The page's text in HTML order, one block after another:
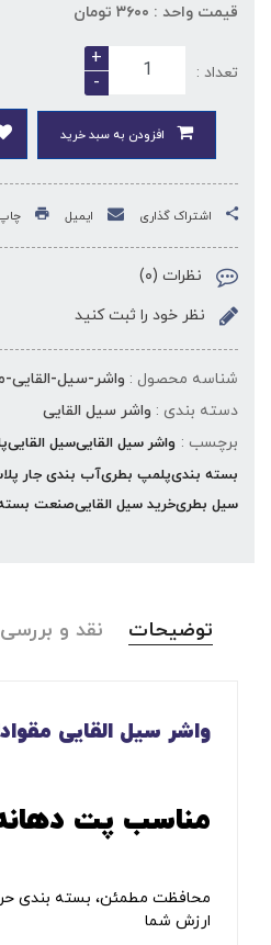
قیمت واحد : ۳۶۰۰ تومان
تعداد :
+
-
افزودن به سبد خرید
اشتراک گذاری ایمیل
نظرات (۰)
نظر خود را ثبت کنید
شناسه محصول : واشر-سیل-القایی-مقوادار-۵۰-
دسته بندی : واشر سیل القایی
برچسب : واشر سیل القاییسیل القایی
بسته بندیپلمپ بطریآب بندی جار
سیل بطریخرید سیل القاییصنعت
توضیحات نقد و بررسی
واشر سیل‌ القایی
مناسب پت دهانه
محافظت مطمئن، بسته‌ بندی
ارزش شما